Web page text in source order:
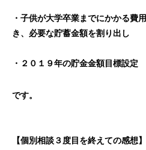
・ 子供が大学卒業までにかかる費
き、 必要な貯蓄金額を割り出し
・２０１９年の貯金金額目標設定
です。
【個別相談３度目を終えての感想】